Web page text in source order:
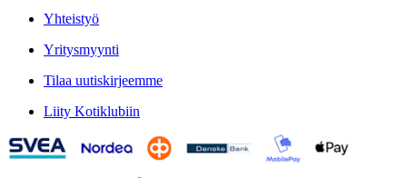
Yhteistyö
Yritysmyynti
Tilaa uutiskirjeemme
Liity Kotiklubiin